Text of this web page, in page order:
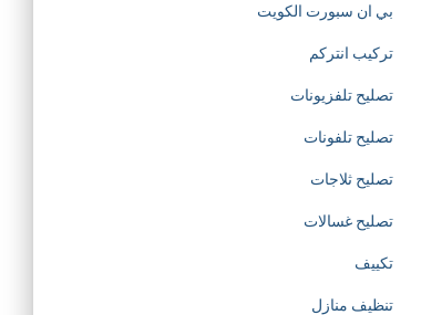
c
t
e
بي ان سبورت الكويت
تركيب انتركم
تصليح تلفزيونات
تصليح تلفونات
تصليح ثلاجات
تصليح غسالات
تكييف
تنظيف منازل